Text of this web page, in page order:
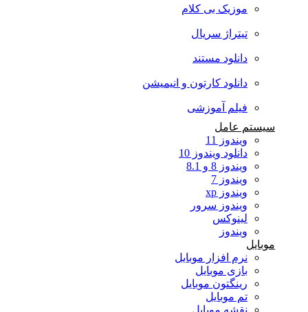
موزیک بی کلام
تیتراژ سریال
دانلود مستند
دانلود کارتون و انیمیشن
فیلم آموزشی
سیستم عامل
ویندوز 11
دانلود ویندوز 10
ویندوز 8 و 8.1
ویندوز 7
ویندوز xp
ویندوز سرور
لینوکس
ویندوز
نرم افزار موبایل
بازی موبایل
رینگتون موبایل
تم موبایل
نقشه موبایل